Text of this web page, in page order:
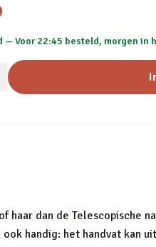
—Voor 22:45 besteld, morgen in
dan de Telescopische
handig: het handvat kan